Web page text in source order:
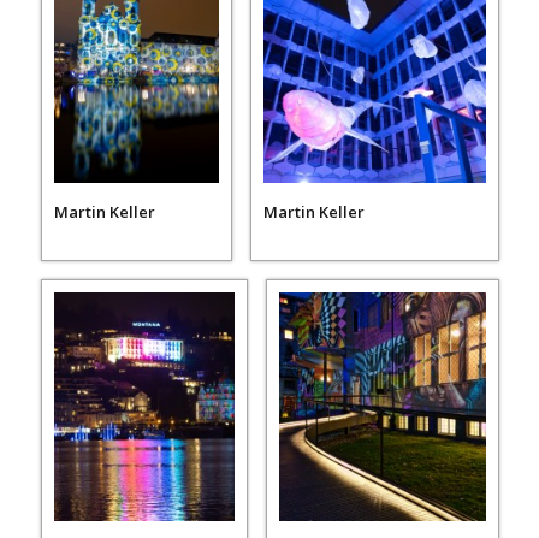
Martin Keller Martin Keller